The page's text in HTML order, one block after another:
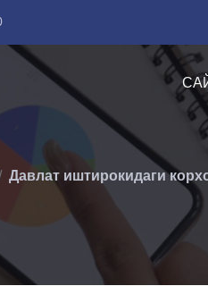
Давлат иштирокидаги